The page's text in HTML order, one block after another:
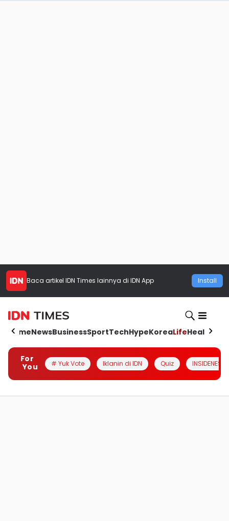
Baca artikel IDN Times lainnya di IDN App Install
HomeNewsBusinessSportTechHypeKoreaLifeHealth
For
You
# Yuk Vote Iklanin di IDN Quiz INSIDENESIA